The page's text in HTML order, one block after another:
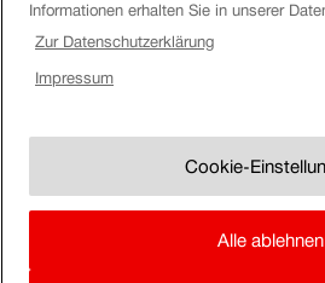
Disclaimer
Impressum
Rechtlicher Hinweis
Informationen erhalten Sie in unserer
Zur Datenschutzerklärung
Impressum
Cookie-
Alle ablehnen